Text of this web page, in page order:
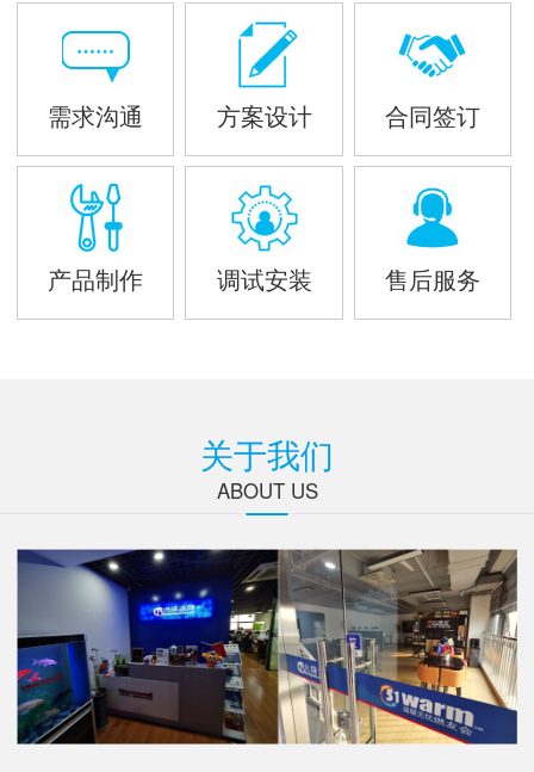
需求沟通 方案设计 合同签订
产品制作 调试安装 售后服务
关于我们
ABOUT US